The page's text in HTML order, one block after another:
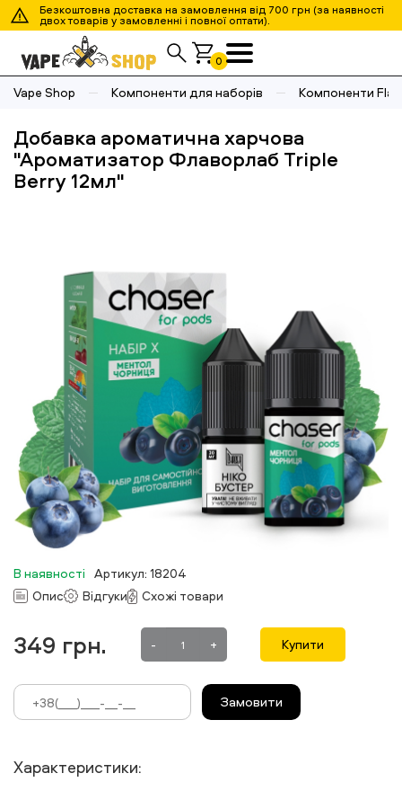
Безкоштовна доставка на замовлення від 700 грн (за наявності
двох товарів у замовленні і повної оптати).
0
Vape Shop Компоненти для наборів Компоненти
Добавка ароматична харчова
"Ароматизатор Флаворлаб Triple
Berry 12мл"
В наявності Артикул: 18204
Опис
Відгуки Схожі товари
349 грн. - + Купити
Замовити
Характеристики: